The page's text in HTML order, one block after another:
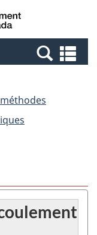
Canada
et